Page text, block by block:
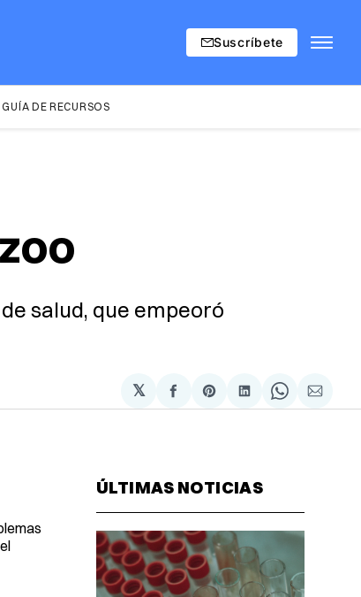
Suscríbete
GUÍA DE RECURSOS
salud, que empeoró
𝕏
Compartir
en
Share
on
Compartir
en
Share
on
via
ÚLTIMAS NOTICIAS